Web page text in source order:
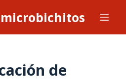
microbichitos
de